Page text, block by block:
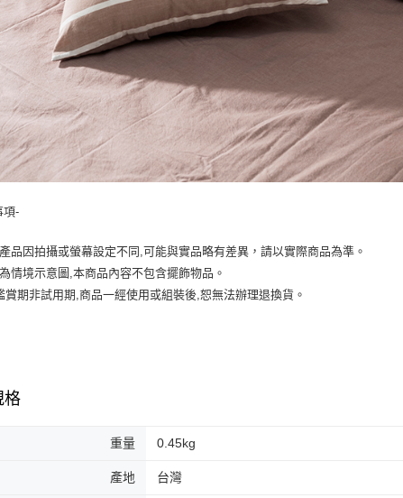
項-
品因拍攝或螢幕設定不同,可能與實品略有差異，請以實際商品為準。
情境示意圖,本商品內容不包含擺飾物品。
賞期非試用期,商品一經使用或組裝後,恕無法辦理退換貨。
格
重量 0.45kg
產地 台灣